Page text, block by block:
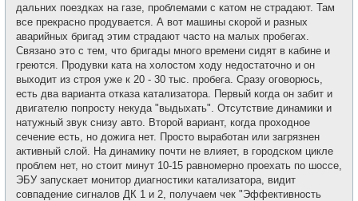
дальних поездках на газе, проблемами с катом не страдают. Там
все прекрасно продувается. А вот машины скорой и разных
аварийных бригад этим страдают часто на малых пробегах.
Связано это с тем, что бригады много времени сидят в кабине и
греются. Продувки ката на холостом ходу недостаточно и он
выходит из строя уже к 20 - 30 тыс. пробега. Сразу оговорюсь,
есть два варианта отказа катализатора. Первый когда он забит и
двигателю попросту некуда "выдыхать". Отсутствие динамики и
натужный звук снизу авто. Второй вариант, когда проходное
сечение есть, но дожига нет. Просто выработан или загрязнен
активный слой. На динамику почти не влияет, в городском цикле
проблем нет, но стоит минут 10-15 равномерно проехать по шоссе,
ЭБУ запускает монитор диагностики катализатора, видит
совпадение сигналов ДК 1 и 2, получаем чек "Эффективность